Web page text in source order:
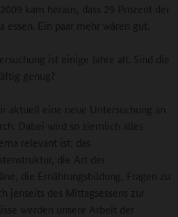
kam heraus, dass 29 Prozent der
essen. Ein paar mehr wären gut.
ist einige Jahre alt. Sind die
genug?
aktuell eine neue Untersuchung an
Dabei wird so ziemlich alles
relevant ist: das
die Art der
die Ernährungsbildung, Fragen zu
jenseits des Mittagsessens zur
werden unsere Arbeit der